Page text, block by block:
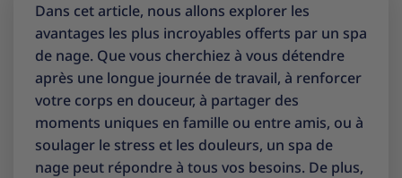
Dans cet article, nous allons explorer les
avantages les plus incroyables offerts par un spa
de nage. Que vous cherchiez à vous détendre
après une longue journée de travail, à renforcer
votre corps en douceur, à partager des
moments uniques en famille ou entre amis, ou à
soulager le stress et les douleurs, un spa de
nage peut répondre à tous vos besoins. De plus,